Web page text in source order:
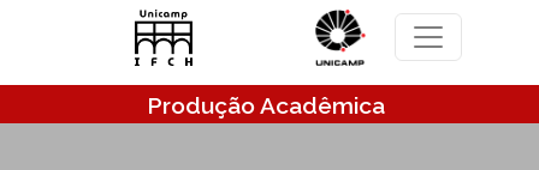
Pular para o conteúdo principal
Produção Acadêmica